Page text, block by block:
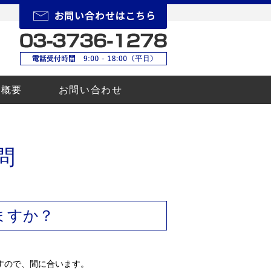
要 お問い合わせ
すか？
で、間に合います。